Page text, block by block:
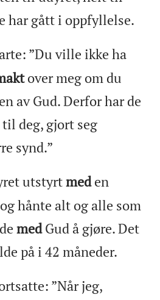
har gått i oppfyllelse.
”Du ville ikke ha
over meg om du
av Gud. Derfor har de
deg, gjort seg
synd.”
utstyrtmeden
hånte alt og alle som
medGud å gjøre. Det
på i 42 måneder.
”Når jeg,